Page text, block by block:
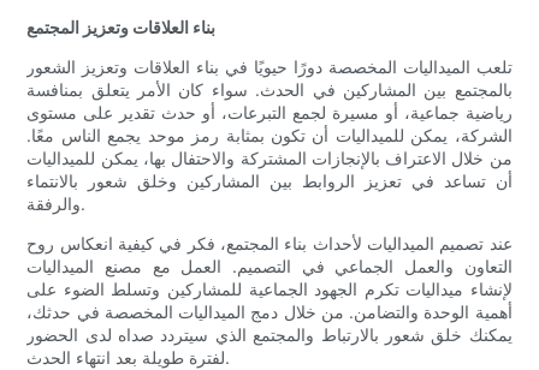
بناء العلاقات وتعزيز المجتمع
تلعب الميداليات المخصصة دورًا حيويًا في بناء العلاقات وتعزيز الشعور
بالمجتمع بين المشاركين في الحدث. سواء كان الأمر يتعلق بمنافسة
رياضية جماعية، أو مسيرة لجمع التبرعات، أو حدث تقدير على مستوى
الشركة، يمكن للميداليات أن تكون بمثابة رمز موحد يجمع الناس معًا.
من خلال الاعتراف بالإنجازات المشتركة والاحتفال بها، يمكن للميداليات
أن تساعد في تعزيز الروابط بين المشاركين وخلق شعور بالانتماء
والرفقة.
عند تصميم الميداليات لأحداث بناء المجتمع، فكر في كيفية انعكاس روح
التعاون والعمل الجماعي في التصميم. العمل مع مصنع الميداليات
لإنشاء ميداليات تكرم الجهود الجماعية للمشاركين وتسلط الضوء على
أهمية الوحدة والتضامن. من خلال دمج الميداليات المخصصة في حدثك،
يمكنك خلق شعور بالارتباط والمجتمع الذي سيتردد صداه لدى الحضور
لفترة طويلة بعد انتهاء الحدث.